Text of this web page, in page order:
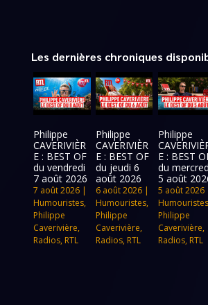
Les dernières chroniques
Philippe
CAVERIVIÈR
E : BEST OF
du vendredi
7 août 2026
7 août 2026 |
Humouristes,
Philippe
Caverivière,
Radios, RTL
Philippe
CAVERIVIÈR
E : BEST OF
du jeudi 6
août 2026
6 août 2026|
Humouristes,
Philippe
Caverivière,
Radios, RTL
Philippe
E : BEST
du
5 août
5 août 2026
Humouristes
Philippe
Caverivière,
Radios, RTL